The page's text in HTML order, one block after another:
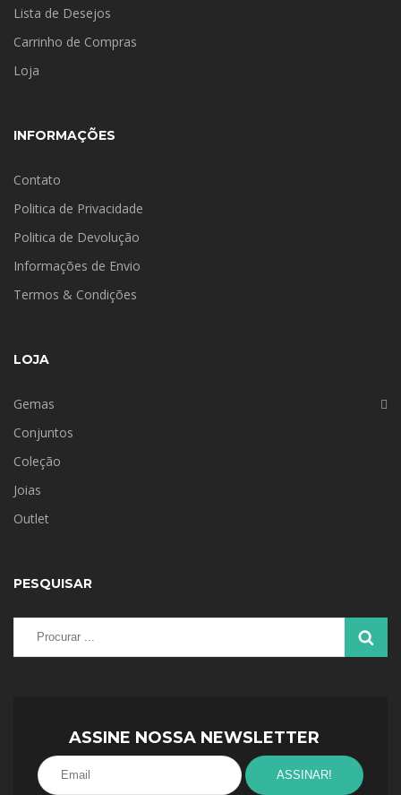
Lista de Desejos
Carrinho de Compras
Loja
INFORMAÇÕES
Contato
Politica de Privacidade
Politica de Devolução
Informações de Envio
Termos & Condições
LOJA
Gemas
Conjuntos
Coleção
Joias
Outlet
PESQUISAR
ASSINE NOSSA NEWSLETTER